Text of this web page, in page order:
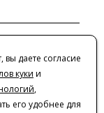
даете согласие
куки и
,
его удобнее для